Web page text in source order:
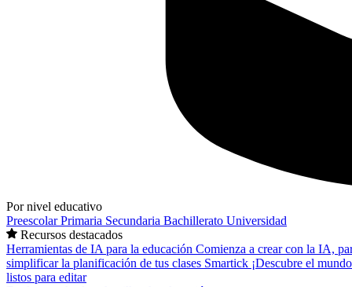
Por nivel educativo
PreescolarPrimaria Secundaria Bachillerato Universidad
Recursos destacados
Herramientas de IA para la educación Comienza a crear con la IA,
simplificar la planificación de tus clases Smartick ¡Descubre el
listos para editar